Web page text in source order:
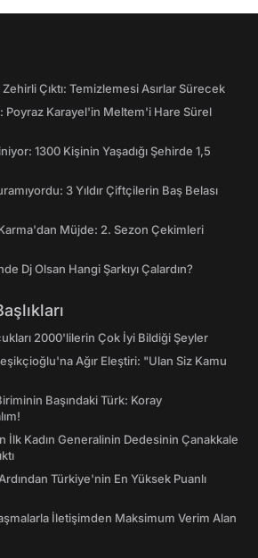
Çıktı: Temizlemesi Asırlar Sürecek
Poyraz Karayel'in Meltem'i Hare Sürel
1300 Kişinin Yaşadığı Şehirde 1,5
3 Yıldır Çiftçilerin Baş Belası
Müjde: 2. Sezon Çekimleri
Dj Olsan Hangi Şarkıyı Çalardın?
2000'lilerin Çok İyi Bildiği Şeyler
Ağır Eleştiri: "Ulan Siz Kamu
Başındaki Türk: Koray
İlk Kadın Generalinin Dedesinin Çanakkale
Türkiye'nin En Yüksek Puanlı
İletişimden Maksimum Verim Alan